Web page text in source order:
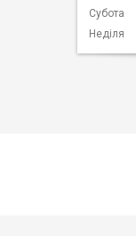
Субота
Неділя